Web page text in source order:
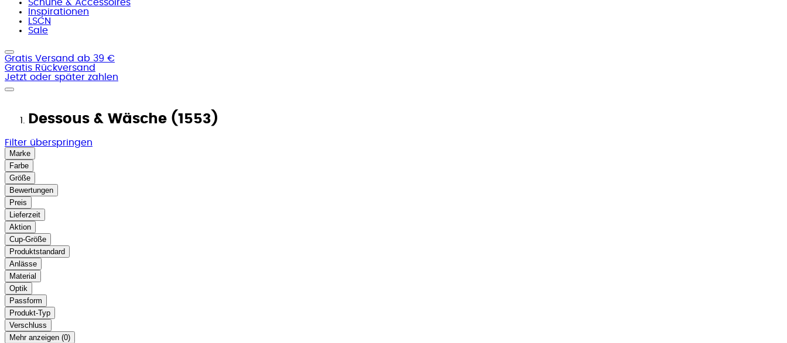
Schuhe & Accessoires
Inspirationen
LSCN
Sale
Gratis Versand ab 39 €
Gratis Rückversand
Jetzt oder später zahlen
Dessous & Wäsche (1553)
Filter überspringen
Marke
Farbe
Größe
Bewertungen
Preis
Lieferzeit
Aktion
Cup-Größe
Produktstandard
Anlässe
Material
Optik
Passform
Produkt-Typ
Verschluss
Mehr anzeigen ( )